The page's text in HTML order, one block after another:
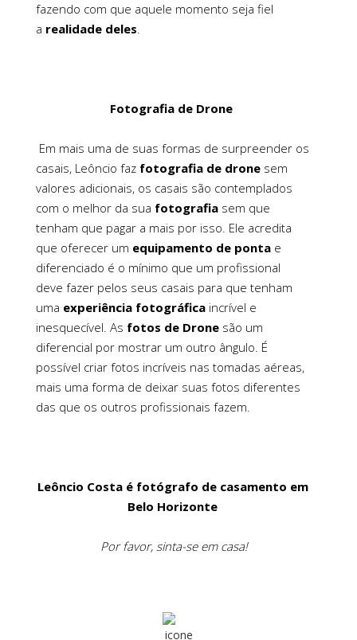
fazendo com que aquele momento seja fiel
a realidade deles.
Fotografia de Drone
Em mais uma de suas formas de surpreender os
casais, Leôncio faz fotografia de drone sem
valores adicionais, os casais são contemplados
com o melhor da sua fotografia sem que
tenham que pagar a mais por isso. Ele acredita
que oferecer um equipamento de ponta e
diferenciado é o mínimo que um profissional
deve fazer pelos seus casais para que tenham
uma experiência fotográfica incrível e
inesquecível. As fotos de Drone são um
diferencial por mostrar um outro ângulo. É
possível criar fotos incríveis nas tomadas aéreas,
mais uma forma de deixar suas fotos diferentes
das que os outros profissionais fazem.
Leôncio Costa é fotógrafo de casamento em
Belo Horizonte
Por favor, sinta-se em casa!